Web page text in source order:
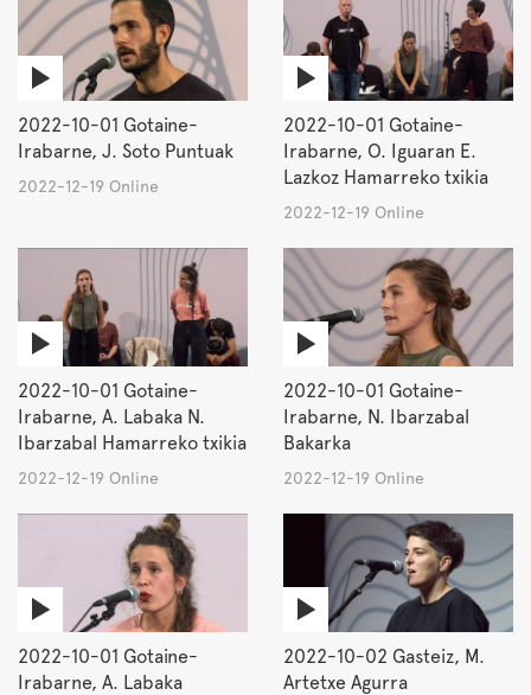
2022-10-01 Gotaine-
Irabarne, J. Soto Puntuak
2022-12-19 Online
2022-10-01 Gotaine-
Irabarne, O. Iguaran E.
Lazkoz Hamarreko txikia
2022-12-19 Online
2022-10-01 Gotaine-
Irabarne, A. Labaka N.
Ibarzabal Hamarreko txikia
2022-12-19 Online
2022-10-01 Gotaine-
Irabarne, N. Ibarzabal
Bakarka
2022-12-19 Online
2022-10-01 Gotaine-
Irabarne, A. Labaka
2022-10-02 Gasteiz, M.
Artetxe Agurra